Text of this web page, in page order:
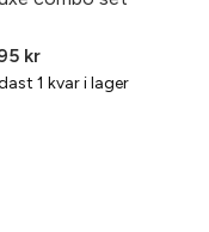
kr
1 kvar i lager